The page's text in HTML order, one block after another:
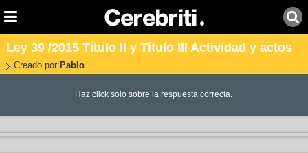
Ley 39 /2015 Título II y Título III Actividad y actos
Creado por: Pablo
Haz click solo sobre la respuesta correcta.